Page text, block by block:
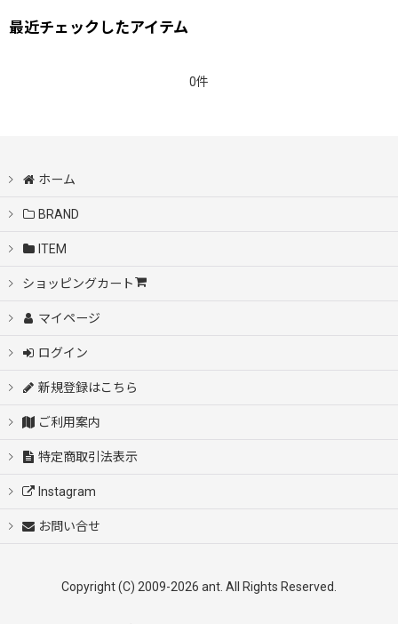
最近チェックしたアイテム
0件
ホーム
BRAND
ITEM
ショッピングカート
マイページ
ログイン
新規登録はこちら
ご利用案内
特定商取引法表示
Instagram
お問い合せ
Copyright (C) 2009-2026 ant. All Rights Reserved.